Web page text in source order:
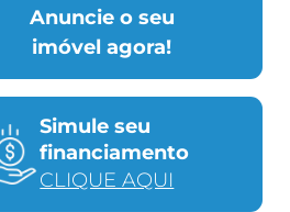
Anuncie o seu
imóvel agora!
Simule seu
financiamento
CLIQUE AQUI